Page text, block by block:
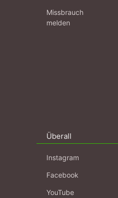
Missbrauch
melden
Überall
Instagram
Facebook
YouTube